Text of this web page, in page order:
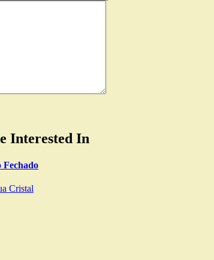
Interested In
Fechado
Cristal